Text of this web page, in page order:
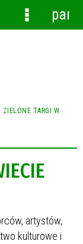
ZIELONE TARGI W
artystów,
kulturowe i
Menu